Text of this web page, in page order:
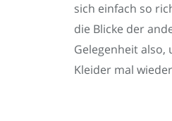
sich einfach so
die Blicke der
Gelegenheit also,
Kleider mal